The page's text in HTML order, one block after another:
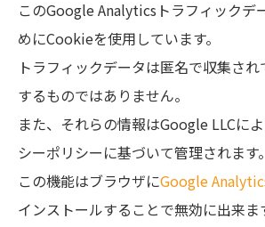
このGoogle Analyticsトラフィックデ
めにCookieを使用しています。
トラフィックデータは匿名で収集さ
するものではありません。
また、それらの情報はGoogle LLCに
シーポリシーに基づいて管理されます。
この機能はブラウザにGoogle
インストールすることで無効に出来ま